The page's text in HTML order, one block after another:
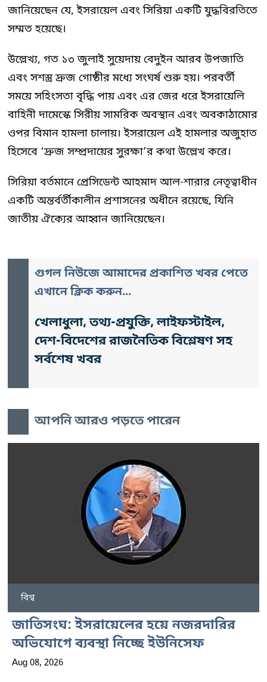
জানিয়েছেন যে, ইসরায়েল এবং সিরিয়া একটি যুদ্ধবিরতিতে
সম্মত হয়েছে।
উল্লেখ্য, গত ১৩ জুলাই সুয়েদায় বেদুইন আরব উপজাতি
এবং সশস্ত্র দ্রুজ গোষ্ঠীর মধ্যে সংঘর্ষ শুরু হয়। পরবর্তী
সময়ে সহিংসতা বৃদ্ধি পায় এবং এর জের ধরে ইসরায়েলি
বাহিনী দামেস্কে সিরীয় সামরিক অবস্থান এবং অবকাঠামোর
ওপর বিমান হামলা চালায়। ইসরায়েল এই হামলার অজুহাত
হিসেবে ‘দ্রুজ সম্প্রদায়ের সুরক্ষা’র কথা উল্লেখ করে।
সিরিয়া বর্তমানে প্রেসিডেন্ট আহমাদ আল-শারার নেতৃত্বাধীন
একটি অন্তর্বর্তীকালীন প্রশাসনের অধীনে রয়েছে, যিনি
জাতীয় ঐক্যের আহ্বান জানিয়েছেন।
গুগল নিউজে আমাদের প্রকাশিত খবর পেতে
এখানে ক্লিক করুন...
খেলাধুলা, তথ্য-প্রযুক্তি, লাইফস্টাইল,
দেশ-বিদেশের রাজনৈতিক বিশ্লেষণ সহ
সর্বশেষ খবর
আপনি আরও পড়তে পারেন
বিশ্ব
জাতিসংঘ: ইসরায়েলের হয়ে নজরদারির
অভিযোগে ব্যবস্থা নিচ্ছে ইউনিসেফ
Aug 08, 2026